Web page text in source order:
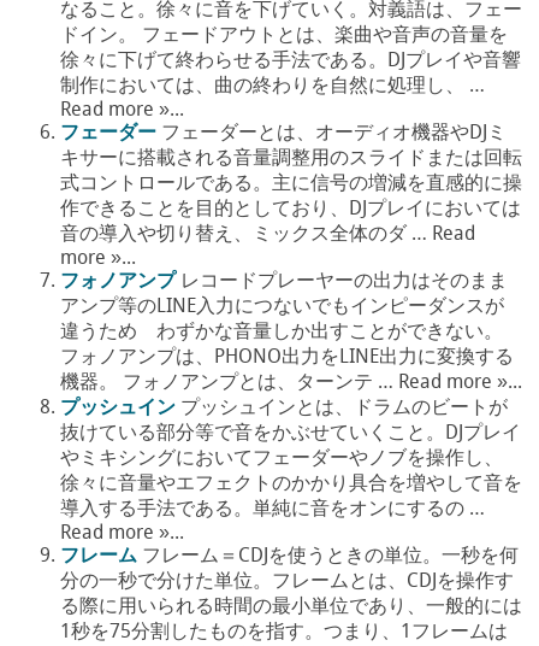
なること。徐々に音を下げていく。対義語は、フェー
ドイン。 フェードアウトとは、楽曲や音声の音量を
徐々に下げて終わらせる手法である。DJプレイや音響
制作においては、曲の終わりを自然に処理し、 …
Read more »...
フェーダー フェーダーとは、オーディオ機器やDJミ
キサーに搭載される音量調整用のスライドまたは回転
式コントロールである。主に信号の増減を直感的に操
作できることを目的としており、DJプレイにおいては
音の導入や切り替え、ミックス全体のダ … Read
more »...
フォノアンプ レコードプレーヤーの出力はそのまま
アンプ等のLINE入力につないでもインピーダンスが
違うため わずかな音量しか出すことができない。
フォノアンプは、PHONO出力をLINE出力に変換する
機器。 フォノアンプとは、ターンテ … Read more »...
プッシュイン プッシュインとは、ドラムのビートが
抜けている部分等で音をかぶせていくこと。DJプレイ
やミキシングにおいてフェーダーやノブを操作し、
徐々に音量やエフェクトのかかり具合を増やして音を
導入する手法である。単純に音をオンにするの …
Read more »...
フレーム フレーム＝CDJを使うときの単位。一秒を何
分の一秒で分けた単位。フレームとは、CDJを操作す
る際に用いられる時間の最小単位であり、一般的には
1秒を75分割したものを指す。つまり、1フレームは